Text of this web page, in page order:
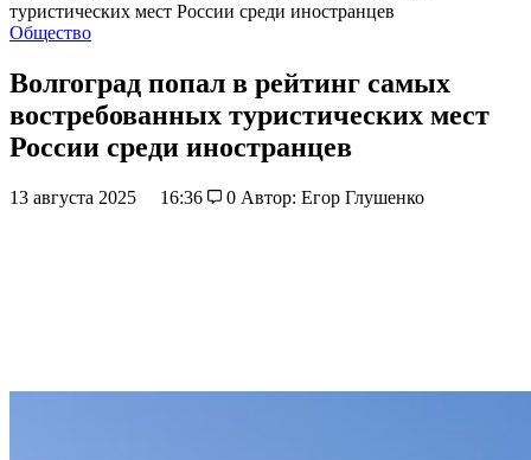
туристических мест России среди иностранцев
Общество
Волгоград попал в рейтинг самых
востребованных туристических мест
России среди иностранцев
13 августа 2025 16:36 0 Автор: Егор Глушенко